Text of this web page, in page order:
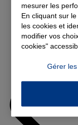
mesurer les
En cliquant sur
les cookies et
modifier vos
cookies"
Gérer